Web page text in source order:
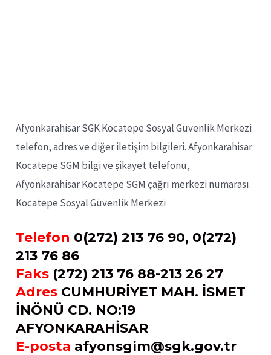
Afyonkarahisar SGK Kocatepe Sosyal Güvenlik Merkezi
telefon, adres ve diğer iletişim bilgileri. Afyonkarahisar
Kocatepe SGM bilgi ve şikayet telefonu,
Afyonkarahisar Kocatepe SGM çağrı merkezi numarası.
Kocatepe Sosyal Güvenlik Merkezi
Telefon 0(272) 213 76 90, 0(272)
213 76 86
Faks (272) 213 76 88-213 26 27
Adres CUMHURİYET MAH. İSMET
İNÖNÜ CD. NO:19
AFYONKARAHİSAR
E-posta afyonsgim@sgk.gov.tr